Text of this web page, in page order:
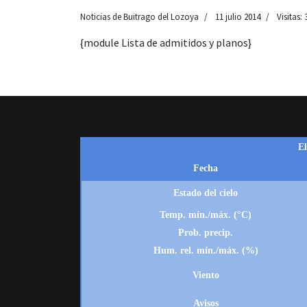
Noticias de Buitrago del Lozoya 11 julio 2014 Visitas:
{module Lista de admitidos y planos}